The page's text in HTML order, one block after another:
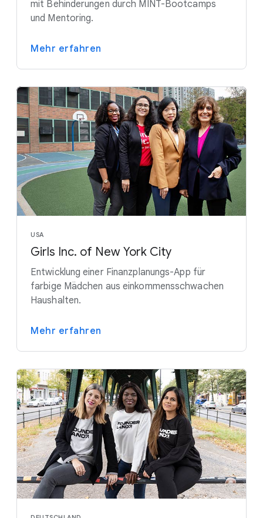
mit Behinderungen durch MINT-Bootcamps
und Mentoring.
Mehr erfahren
USA
Girls Inc. of New York City
Entwicklung einer Finanzplanungs-App für
farbige Mädchen aus einkommensschwachen
Haushalten.
Mehr erfahren